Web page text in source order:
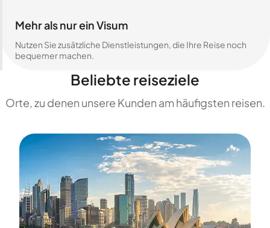
Mehr als nur ein Visum
Nutzen Sie zusätzliche Dienstleistungen, die Ihre Reise noch
bequemer machen.
Beliebte reiseziele
Orte, zu denen unsere Kunden am häufigsten reisen.